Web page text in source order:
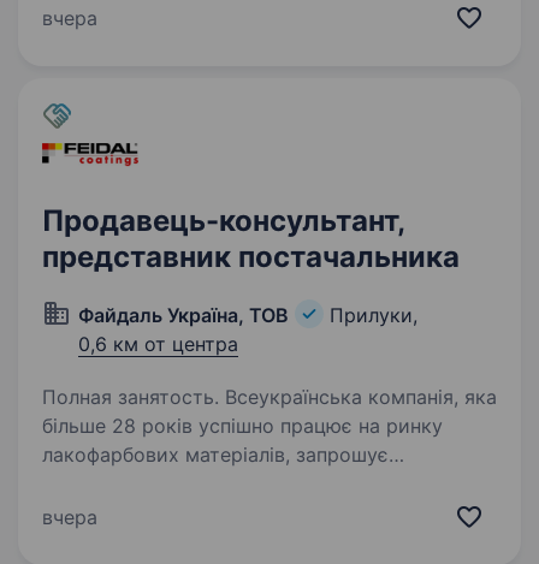
на продукції Apple; любиш спілкуватися
вчера
Продавець-консультант,
представник постачальника
Файдаль Україна, ТОВ
Прилуки,
0,6 км от центра
Полная занятость. Всеукраїнська компанія, яка
більше 28 років успішно працює на ринку
лакофарбових матеріалів, запрошує
постачальника в будівельний гіпермаркет для
вчера